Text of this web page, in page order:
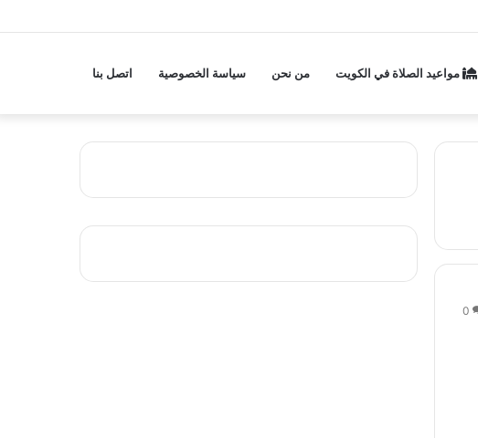
مواعيد الصلاة في الكويت من نحن سياسة الخصوصية اتصل بنا
0